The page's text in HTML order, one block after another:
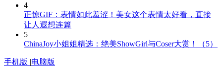
4
正惊GIF：表情如此羞涩！美女这个表情太好看，直接
让人遐想连篇
5
ChinaJoy小姐姐精选：绝美ShowGirl与Coser大赏！（5）
手机版 |电脑版